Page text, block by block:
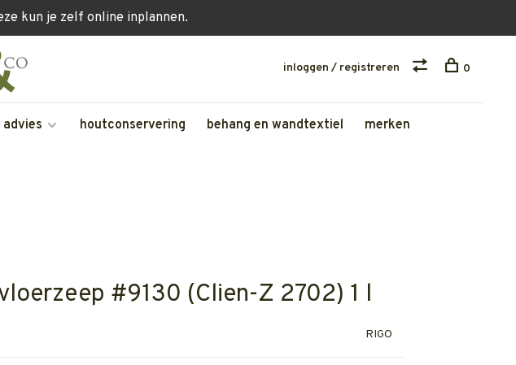
kun je zelf online inplannen.
houtconservering behang en wandtextiel merken
inloggen / registreren 0
#9130 (Clien-Z 2702) 1 l
RIGO